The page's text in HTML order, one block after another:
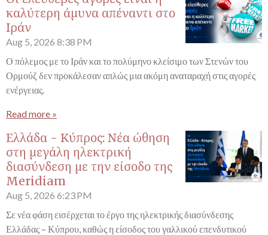
καλύτερη άμυνα απέναντι στο
Ιράν
Aug 5, 2026 8:38 PM
Ο πόλεμος με το Ιράν και το πολύμηνο κλείσιμο των Στενών του
Ορμούζ δεν προκάλεσαν απλώς μια ακόμη αναταραχή στις αγορές
ενέργειας.
Read more »
Ελλάδα - Κύπρος: Νέα ώθηση
στη μεγάλη ηλεκτρική
διασύνδεση με την είσοδο της
Meridiam
Aug 5, 2026 6:23 PM
Σε νέα φάση εισέρχεται το έργο της ηλεκτρικής διασύνδεσης
Ελλάδας – Κύπρου, καθώς η είσοδος του γαλλικού επενδυτικού